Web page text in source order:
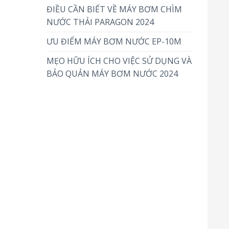
ĐIỀU CẦN BIẾT VỀ MÁY BƠM CHÌM
NƯỚC THẢI PARAGON 2024
ƯU ĐIỂM MÁY BƠM NƯỚC EP-10M
MẸO HỮU ÍCH CHO VIỆC SỬ DỤNG VÀ
BẢO QUẢN MÁY BƠM NƯỚC 2024